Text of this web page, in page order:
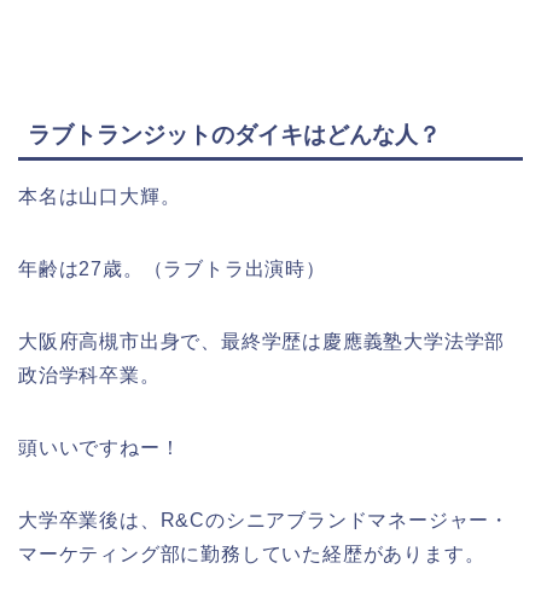
ラブトランジットのダイキはどんな人？
本名は山口大輝。
年齢は27歳。（ラブトラ出演時）
大阪府高槻市出身で、最終学歴は慶應義塾大学法学部
政治学科卒業。
頭いいですねー！
大学卒業後は、R&Cのシニアブランドマネージャー・
マーケティング部に勤務していた経歴があります。